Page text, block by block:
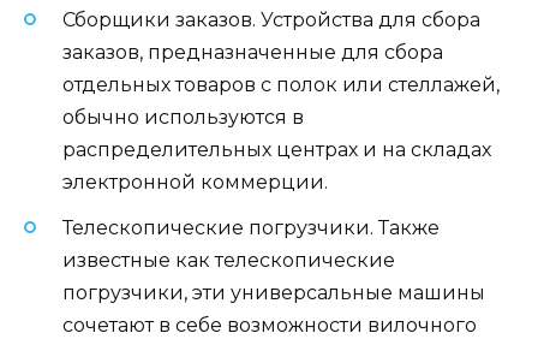
Сборщики заказов. Устройства для сбора
заказов, предназначенные для сбора
отдельных товаров с полок или стеллажей,
обычно используются в
распределительных центрах и на складах
электронной коммерции.
Телескопические погрузчики. Также
известные как телескопические
погрузчики, эти универсальные машины
сочетают в себе возможности вилочного